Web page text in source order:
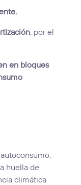
, por el
en bloques
huella de
climática